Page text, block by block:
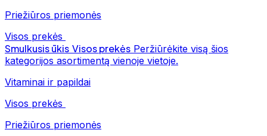
Priežiūros priemonės
Visos prekės
Smulkusis ūkis Visos prekės Peržiūrėkite visą šios
kategorijos asortimentą vienoje vietoje.
Vitaminai ir papildai
Visos prekės
Priežiūros priemonės